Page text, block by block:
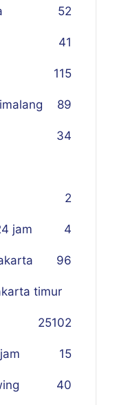
52
41
115
89
34
2
jam 4
96
timur
102
25
15
40